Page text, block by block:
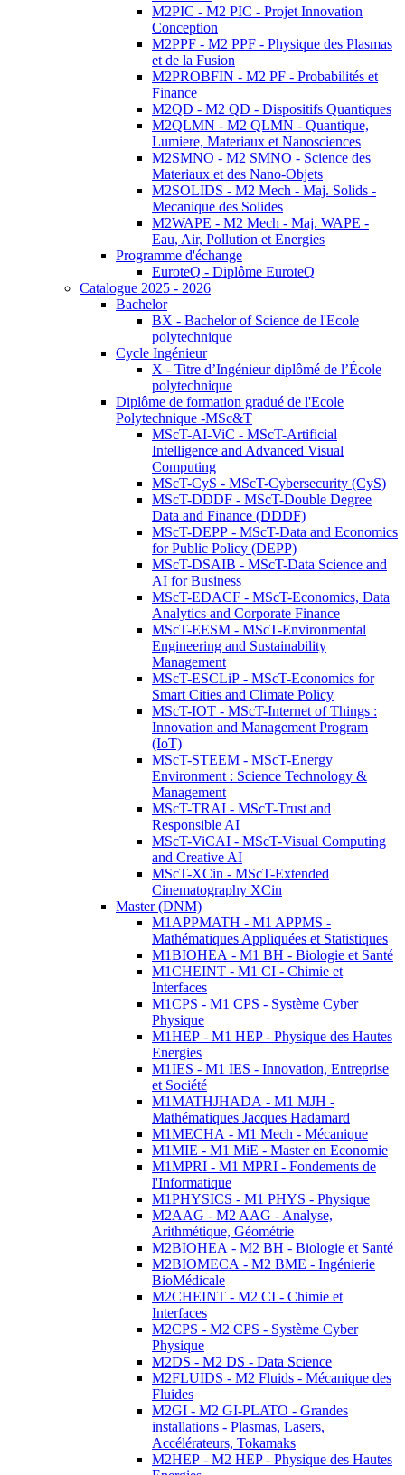
M2PIC - M2 PIC - Projet Innovation
Conception
M2PPF - M2 PPF - Physique des Plasmas
et de la Fusion
M2PROBFIN - M2 PF - Probabilités et
Finance
M2QD - M2 QD - Dispositifs Quantiques
M2QLMN - M2 QLMN - Quantique,
Lumiere, Materiaux et Nanosciences
M2SMNO - M2 SMNO - Science des
Materiaux et des Nano-Objets
M2SOLIDS - M2 Mech - Maj. Solids -
Mecanique des Solides
M2WAPE - M2 Mech - Maj. WAPE -
Eau, Air, Pollution et Energies
Programme d'échange
EuroteQ - Diplôme EuroteQ
Catalogue 2025 - 2026
Bachelor
BX - Bachelor of Science de l'Ecole
polytechnique
Cycle Ingénieur
X - Titre d’Ingénieur diplômé de l’École
polytechnique
Diplôme de formation gradué de l'Ecole
Polytechnique -MSc&T
MScT-AI-ViC - MScT-Artificial
Intelligence and Advanced Visual
Computing
MScT-CyS - MScT-Cybersecurity (CyS)
MScT-DDDF - MScT-Double Degree
Data and Finance (DDDF)
MScT-DEPP - MScT-Data and Economics
for Public Policy (DEPP)
MScT-DSAIB - MScT-Data Science and
AI for Business
MScT-EDACF - MScT-Economics, Data
Analytics and Corporate Finance
MScT-EESM - MScT-Environmental
Engineering and Sustainability
Management
MScT-ESCLiP - MScT-Economics for
Smart Cities and Climate Policy
MScT-IOT - MScT-Internet of Things :
Innovation and Management Program
(IoT)
MScT-STEEM - MScT-Energy
Environment : Science Technology &
Management
MScT-TRAI - MScT-Trust and
Responsible AI
MScT-ViCAI - MScT-Visual Computing
and Creative AI
MScT-XCin - MScT-Extended
Cinematography XCin
Master (DNM)
M1APPMATH - M1 APPMS -
Mathématiques Appliquées et Statistiques
M1BIOHEA - M1 BH - Biologie et Santé
M1CHEINT - M1 CI - Chimie et
Interfaces
M1CPS - M1 CPS - Système Cyber
Physique
M1HEP - M1 HEP - Physique des Hautes
Energies
M1IES - M1 IES - Innovation, Entreprise
et Société
M1MATHJHADA - M1 MJH -
Mathématiques Jacques Hadamard
M1MECHA - M1 Mech - Mécanique
M1MIE - M1 MiE - Master en Economie
M1MPRI - M1 MPRI - Fondements de
l'Informatique
M1PHYSICS - M1 PHYS - Physique
M2AAG - M2 AAG - Analyse,
Arithmétique, Géométrie
M2BIOHEA - M2 BH - Biologie et Santé
M2BIOMECA - M2 BME - Ingénierie
BioMédicale
M2CHEINT - M2 CI - Chimie et
Interfaces
M2CPS - M2 CPS - Système Cyber
Physique
M2DS - M2 DS - Data Science
M2FLUIDS - M2 Fluids - Mécanique des
Fluides
M2GI - M2 GI-PLATO - Grandes
installations - Plasmas, Lasers,
Accélérateurs, Tokamaks
M2HEP - M2 HEP - Physique des Hautes